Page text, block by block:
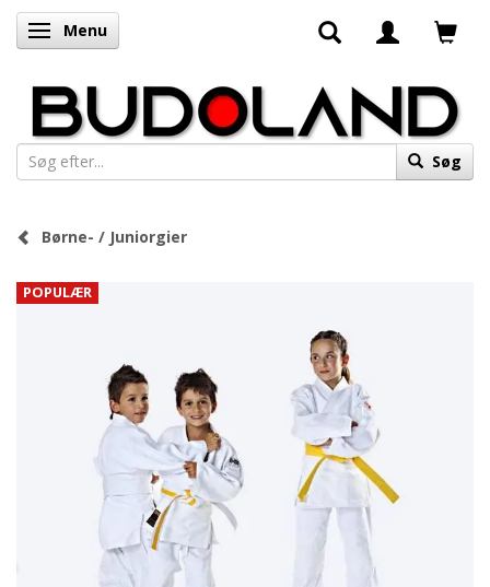
Skifte navigation
Menu
Søg
Børne- / Juniorgier
POPULÆR